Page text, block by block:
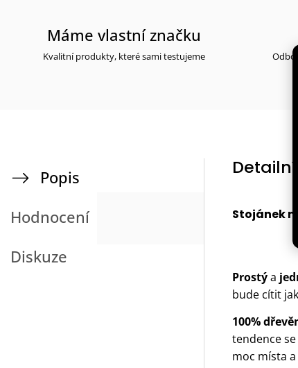
Máme vlastní značku
Kvalitní produkty, které sami testujeme
Popis
Hodnocení
Diskuze
Stojánek
Prostýa
bude cítit
100%
tendence
moc místa